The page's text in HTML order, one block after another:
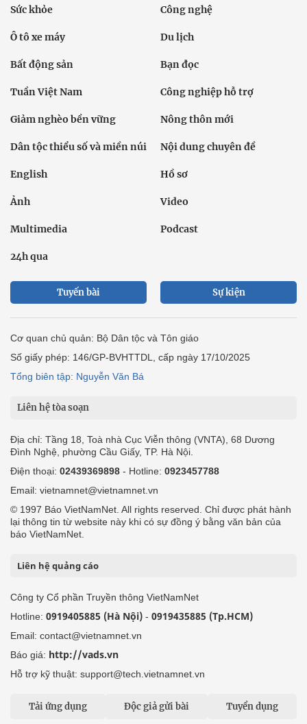
Sức khỏe Công nghệ
Ô tô xe máy Du lịch
Bất động sản Bạn đọc
Tuần Việt Nam Công nghiệp hỗ trợ
Giảm nghèo bền vững Nông thôn mới
Dân tộc thiểu số và miền núi Nội dung chuyên đề
English Hồ sơ
Ảnh Video
Multimedia Podcast
24h qua
Tuyến bài Sự kiện
Cơ quan chủ quản: Bộ Dân tộc và Tôn giáo
Số giấy phép: 146/GP-BVHTTDL, cấp ngày 17/10/2025
Tổng biên tập: Nguyễn Văn Bá
Liên hệ tòa soạn
Địa chỉ: Tầng 18, Toà nhà Cục Viễn thông (VNTA), 68 Dương
Đình Nghệ, phường Cầu Giấy, TP. Hà Nội.
Điện thoại: 02439369898 - Hotline: 0923457788
Email: vietnamnet@vietnamnet.vn
© 1997 Báo VietNamNet. All rights reserved. Chỉ được phát hành
lại thông tin từ website này khi có sự đồng ý bằng văn bản của
báo VietNamNet.
Liên hệ quảng cáo
Công ty Cổ phần Truyền thông VietNamNet
Hotline: 0919405885 (Hà Nội) - 0919435885 (Tp.HCM)
Email: contact@vietnamnet.vn
Báo giá: http://vads.vn
Hỗ trợ kỹ thuật: support@tech.vietnamnet.vn
Tải ứng dụng Độc giả gửi bài Tuyển dụng